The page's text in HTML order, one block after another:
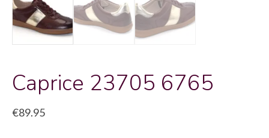
Caprice 23705 6765
€89.95